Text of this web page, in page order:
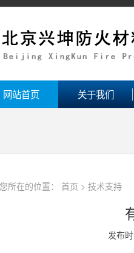
网站首页 关于我们
您所在的位置： 首页 > 技术支持
发布